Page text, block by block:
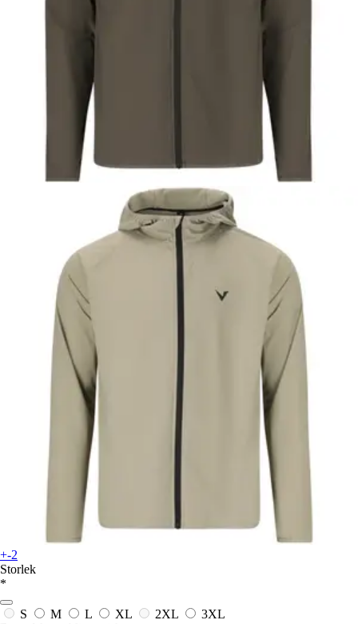
+-2
Storlek
*
S M L XL 2XL
3XL